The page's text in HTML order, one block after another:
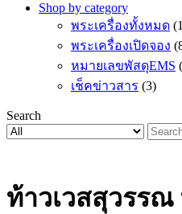
Shop by category
พระเครื่องทั้งหมด
พระเครื่องเปิดจอง
หมายเลขพัสดุEMS
เช็คข่าวสาร (3)
Search
ท้าวเวสสุวรร